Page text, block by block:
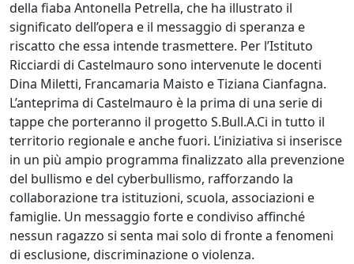
della fiaba Antonella Petrella, che ha illustrato il
significato dell’opera e il messaggio di speranza e
riscatto che essa intende trasmettere. Per l’Istituto
Ricciardi di Castelmauro sono intervenute le docenti
Dina Miletti, Francamaria Maisto e Tiziana Cianfagna.
L’anteprima di Castelmauro è la prima di una serie di
tappe che porteranno il progetto S.Bull.A.Ci in tutto il
territorio regionale e anche fuori. L’iniziativa si inserisce
in un più ampio programma finalizzato alla prevenzione
del bullismo e del cyberbullismo, rafforzando la
collaborazione tra istituzioni, scuola, associazioni e
famiglie. Un messaggio forte e condiviso affinché
nessun ragazzo si senta mai solo di fronte a fenomeni
di esclusione, discriminazione o violenza.